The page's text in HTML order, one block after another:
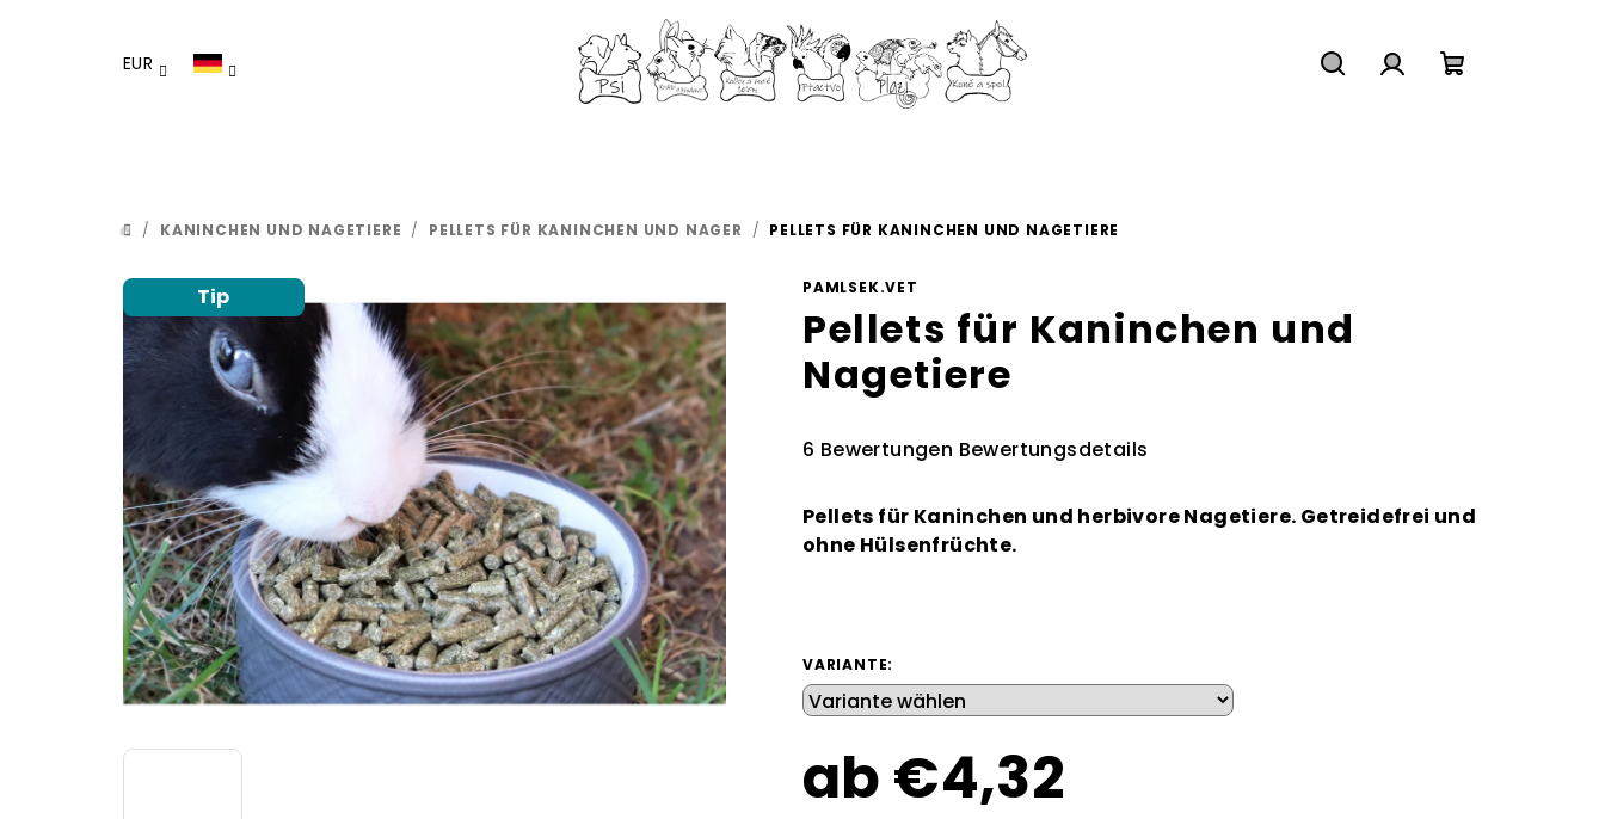
EUR
STARTSEITE
/ KANINCHEN UND NAGETIERE / PELLETS FÜR KANINCHEN UND NAGER / PELLETS FÜR KANINCHEN UND NAGETIERE
PAMLSEK.VET
Pellets für Kaninchen und
Nagetiere
Die
Produktbewertung
ist
6 Bewertungen Bewertungsdetails
Pellets für Kaninchen und herbivore Nagetiere. Getreidefrei und
ohne Hülsenfrüchte.
VARIANTE:
ab€4,32
Tip